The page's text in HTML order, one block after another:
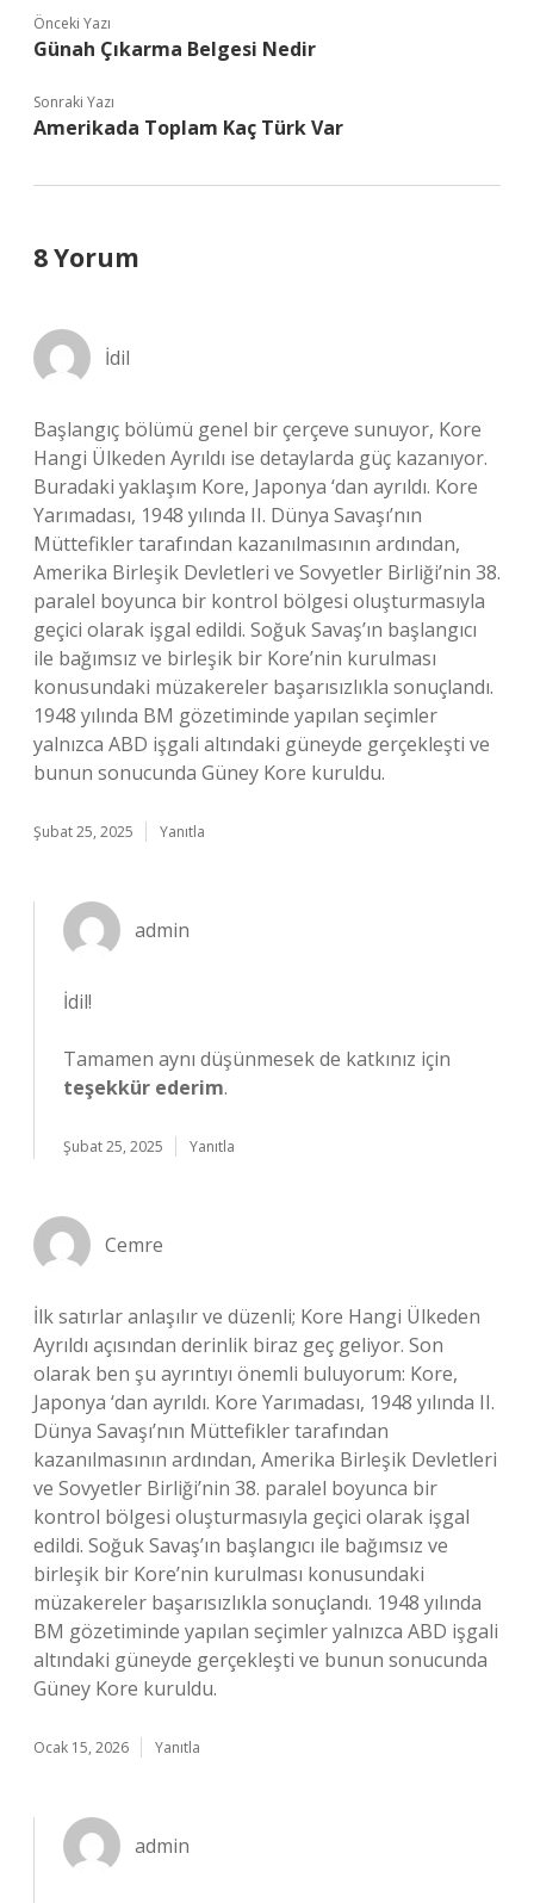
Önceki Yazı
Günah Çıkarma Belgesi Nedir
Sonraki Yazı
Amerikada Toplam Kaç Türk Var
8 Yorum
İdil
Başlangıç bölümü genel bir çerçeve sunuyor, Kore
Hangi Ülkeden Ayrıldı ise detaylarda güç kazanıyor.
Buradaki yaklaşım Kore, Japonya ‘dan ayrıldı. Kore
Yarımadası, 1948 yılında II. Dünya Savaşı’nın
Müttefikler tarafından kazanılmasının ardından,
Amerika Birleşik Devletleri ve Sovyetler Birliği’nin 38.
paralel boyunca bir kontrol bölgesi oluşturmasıyla
geçici olarak işgal edildi. Soğuk Savaş’ın başlangıcı
ile bağımsız ve birleşik bir Kore’nin kurulması
konusundaki müzakereler başarısızlıkla sonuçlandı.
1948 yılında BM gözetiminde yapılan seçimler
yalnızca ABD işgali altındaki güneyde gerçekleşti ve
bunun sonucunda Güney Kore kuruldu.
Şubat 25, 2025 Yanıtla
admin
İdil!
Tamamen aynı düşünmesek de katkınız için
teşekkür ederim.
Şubat 25, 2025 Yanıtla
Cemre
İlk satırlar anlaşılır ve düzenli; Kore Hangi Ülkeden
Ayrıldı açısından derinlik biraz geç geliyor. Son
olarak ben şu ayrıntıyı önemli buluyorum: Kore,
Japonya ‘dan ayrıldı. Kore Yarımadası, 1948 yılında II.
Dünya Savaşı’nın Müttefikler tarafından
kazanılmasının ardından, Amerika Birleşik Devletleri
ve Sovyetler Birliği’nin 38. paralel boyunca bir
kontrol bölgesi oluşturmasıyla geçici olarak işgal
edildi. Soğuk Savaş’ın başlangıcı ile bağımsız ve
birleşik bir Kore’nin kurulması konusundaki
müzakereler başarısızlıkla sonuçlandı. 1948 yılında
BM gözetiminde yapılan seçimler yalnızca ABD işgali
altındaki güneyde gerçekleşti ve bunun sonucunda
Güney Kore kuruldu.
Ocak 15, 2026 Yanıtla
admin